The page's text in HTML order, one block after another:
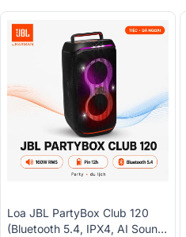
Loa JBL PartyBox Club 120
(Bluetooth 5.4, IPX4, AI Sound